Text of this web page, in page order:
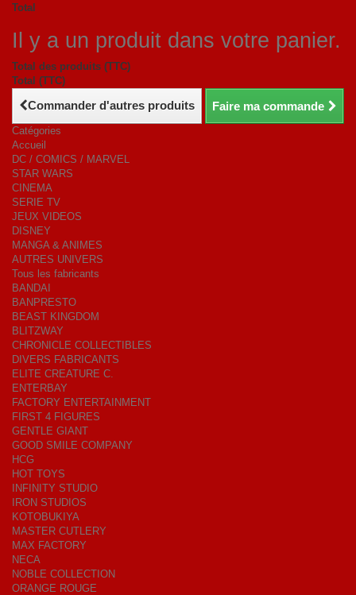
Total
Il y a un produit dans votre panier.
Total des produits (TTC)
Total (TTC)
Commander d'autres produits Faire ma commande
Catégories
Accueil
DC / COMICS / MARVEL
STAR WARS
CINEMA
SERIE TV
JEUX VIDEOS
DISNEY
MANGA & ANIMES
AUTRES UNIVERS
Tous les fabricants
BANDAI
BANPRESTO
BEAST KINGDOM
BLITZWAY
CHRONICLE COLLECTIBLES
DIVERS FABRICANTS
ELITE CREATURE C.
ENTERBAY
FACTORY ENTERTAINMENT
FIRST 4 FIGURES
GENTLE GIANT
GOOD SMILE COMPANY
HCG
HOT TOYS
INFINITY STUDIO
IRON STUDIOS
KOTOBUKIYA
MASTER CUTLERY
MAX FACTORY
NECA
NOBLE COLLECTION
ORANGE ROUGE